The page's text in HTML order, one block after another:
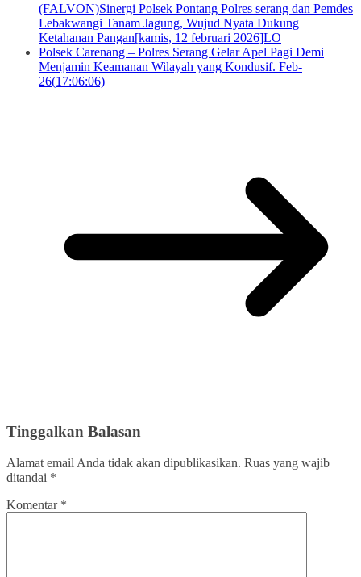
(FALVON)Sinergi Polsek Pontang Polres serang dan Pemdes
Lebakwangi Tanam Jagung, Wujud Nyata Dukung
Ketahanan Pangan[kamis, 12 februari 2026]LO
Polsek Carenang – Polres Serang Gelar Apel Pagi Demi
Menjamin Keamanan Wilayah yang Kondusif. Feb-
26(17:06:06)
Tinggalkan Balasan
Alamat email Anda tidak akan dipublikasikan. Ruas yang wajib
ditandai *
Komentar *